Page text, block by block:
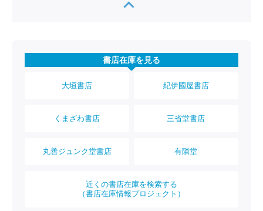
書店在庫を見る
大垣書店 紀伊國屋書店
くまざわ書店 三省堂書店
丸善ジュンク堂書店 有隣堂
近くの書店在庫を検索する
（書店在庫情報プロジェクト）